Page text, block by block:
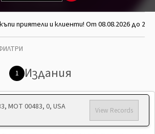
приятели и клиенти! От 08.08.2026 до
1 Издания
MOT 00483, 0, USA
View Records